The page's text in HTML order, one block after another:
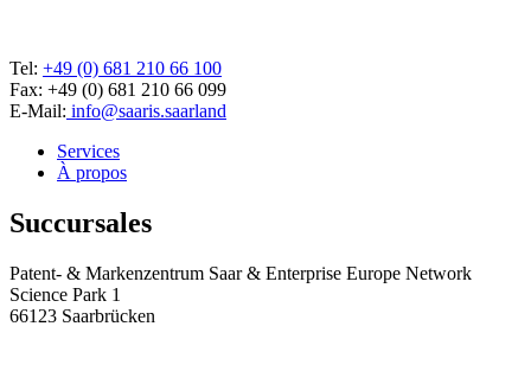
Tel: +49 (0) 681 210 66 100
Fax: +49 (0) 681 210 66 099
E-Mail: info@saaris.saarland
Services
À propos
Succursales
Patent- & Markenzentrum Saar & Enterprise Europe Network
Science Park 1
66123 Saarbrücken